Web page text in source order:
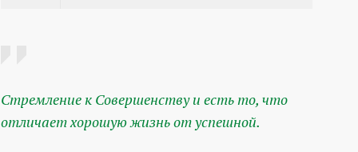
Стремление к Совершенству и есть то, что
отличает хорошую жизнь от успешной.